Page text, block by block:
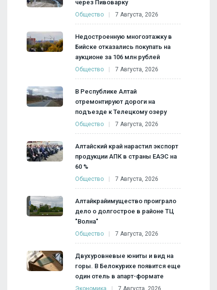
через Пивоварку
Общество 7 Августа, 2026
Недостроенную многоэтажку в
Бийске отказались покупать на
аукционе за 106 млн рублей
Общество 7 Августа, 2026
В Республике Алтай
отремонтируют дороги на
подъезде к Телецкому озеру
Общество 7 Августа, 2026
Алтайский край нарастил экспорт
продукции АПК в страны ЕАЭС на
60 %
Общество 7 Августа, 2026
Алтайкрайимущество проиграло
дело о долгострое в районе ТЦ
"Волна"
Общество 7 Августа, 2026
Двухуровневые юниты и вид на
горы. В Белокурихе появится еще
один отель в апарт-формате
Экономика 7 Августа, 2026